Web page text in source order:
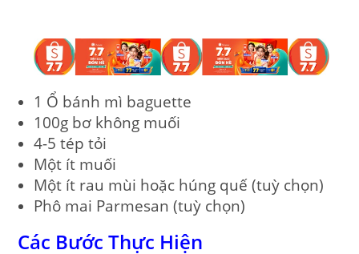
1 Ổ bánh mì baguette
100g bơ không muối
4-5 tép tỏi
Một ít muối
Một ít rau mùi hoặc húng quế (tuỳ chọn)
Phô mai Parmesan (tuỳ chọn)
Các Bước Thực Hiện